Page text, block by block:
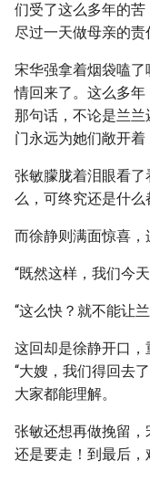
们受了这么多年的
尽过一天做母亲的责
宋华强拿着烟袋嗑了
情回来了。这么多
那句话，不论是兰
门永远为她们敞开着
张敏朦胧着泪眼看
么，可终究还是什么
而徐静则满面惊喜，
“既然这样，我们今
“这么快？就不能让
这回却是徐静开口，
“大嫂，我们得回去
大家都能理解。
张敏还想再做挽留，
还是要走！到最后，